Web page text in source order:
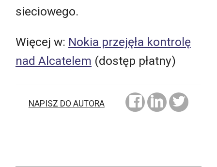
sieciowego.
Więcej w: Nokia przejęła kontrolę
nad Alcatelem (dostęp płatny)
NAPISZ DO AUTORA